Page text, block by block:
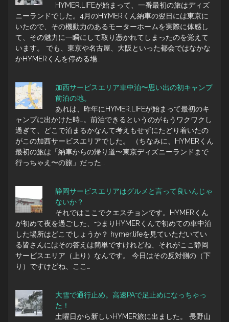
HYMER.LIFEが始まって、一番最初の旅はディズ
ニーランドでした。4月のHYMERくん納車の翌日には東京に
いたので、その機動力のあるモーターホームを実際に体感し
て、その魅力に一瞬にして取り憑かれてしまったのを覚えて
います。 でも、東京や名古屋、大阪といった都会ではなかな
かHYMERくんを停める場…
加西サービスエリア車中泊〜思い出の初キャンプ
前泊の地。
あれは、昨年にHYMER.LIFEが始まって最初のキ
ャンプに出かけた時…。前泊できるというのがもうワクワクし
過ぎて、どこで泊まるかなんて考えもせずにたどり着いたの
がこの加西サービスエリアでした。 （ちなみに、HYMERくん
最初の旅は「納車からの帰り道〜東京ディズニーランドまで
行っちゃえ〜の旅」だった…
静岡サービスエリアはグルメと言って良いんじゃ
ないか？
それではここでクエスチョンです。HYMERくん
が初めて夜を過ごした、つまりHYMERくんで初めての車中泊
した場所はどこでしょうか？ hymer.lifeを見ていただいてい
る皆さんにはその答えは簡単ですけれどね、それがここ静岡
サービスエリア（上り）なんです。 今日はその反対側の（下
り）ですけどね、ここ…
大雪で通行止め。高速PAで足止めになっちゃっ
た！
土曜日から新しいHYMER旅に出ました。 長野山